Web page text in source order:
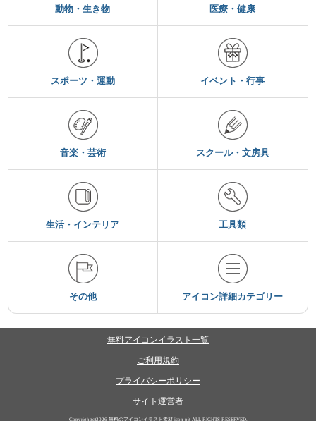
動物・生き物 医療・健康
スポーツ・運動 イベント・行事
音楽・芸術 スクール・文房具
生活・インテリア 工具類
その他 アイコン詳細カテゴリー
無料アイコンイラスト一覧
ご利用規約
プライバシーポリシー
サイト運営者
Copyright(c)2026 無料のアイコンイラスト素材 icon-pitALL RIGHTS RESERVED.